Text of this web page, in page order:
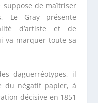
de maîtriser
Le Gray présente
d’artiste et de
va marquer toute sa
daguerréotypes, il
du négatif papier, à
décisive en 1851